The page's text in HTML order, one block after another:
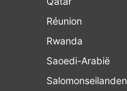
Réunion
Rwanda
Saoedi-Arabië
Salomonseilanden